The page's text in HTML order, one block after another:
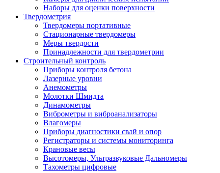
Наборы для оценки поверхности
Твердометрия
Твердомеры портативные
Стационарные твердомеры
Меры твердости
Принадлежности для твердометрии
Строительный контроль
Приборы контроля бетона
Лазерные уровни
Анемометры
Молотки Шмидта
Динамометры
Виброметры и виброанализаторы
Влагомеры
Приборы диагностики свай и опор
Регистраторы и системы мониторинга
Крановые весы
Высотомеры, Ультразвуковые Дальномеры
Тахометры цифровые